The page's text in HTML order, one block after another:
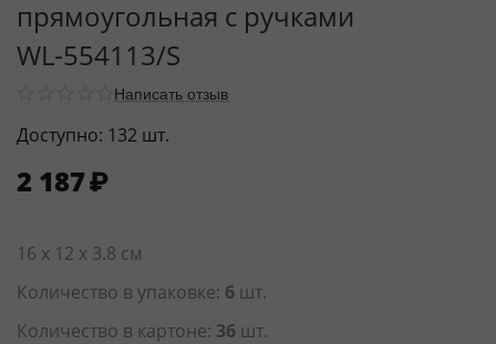
прямоугольная с ручками
WL‑554113/S
Написать отзыв
Доступно: 132 шт.
2 187₽
16 x 12 x 3.8 см
Количество в упаковке: 6 шт.
Количество в картоне: 36 шт.